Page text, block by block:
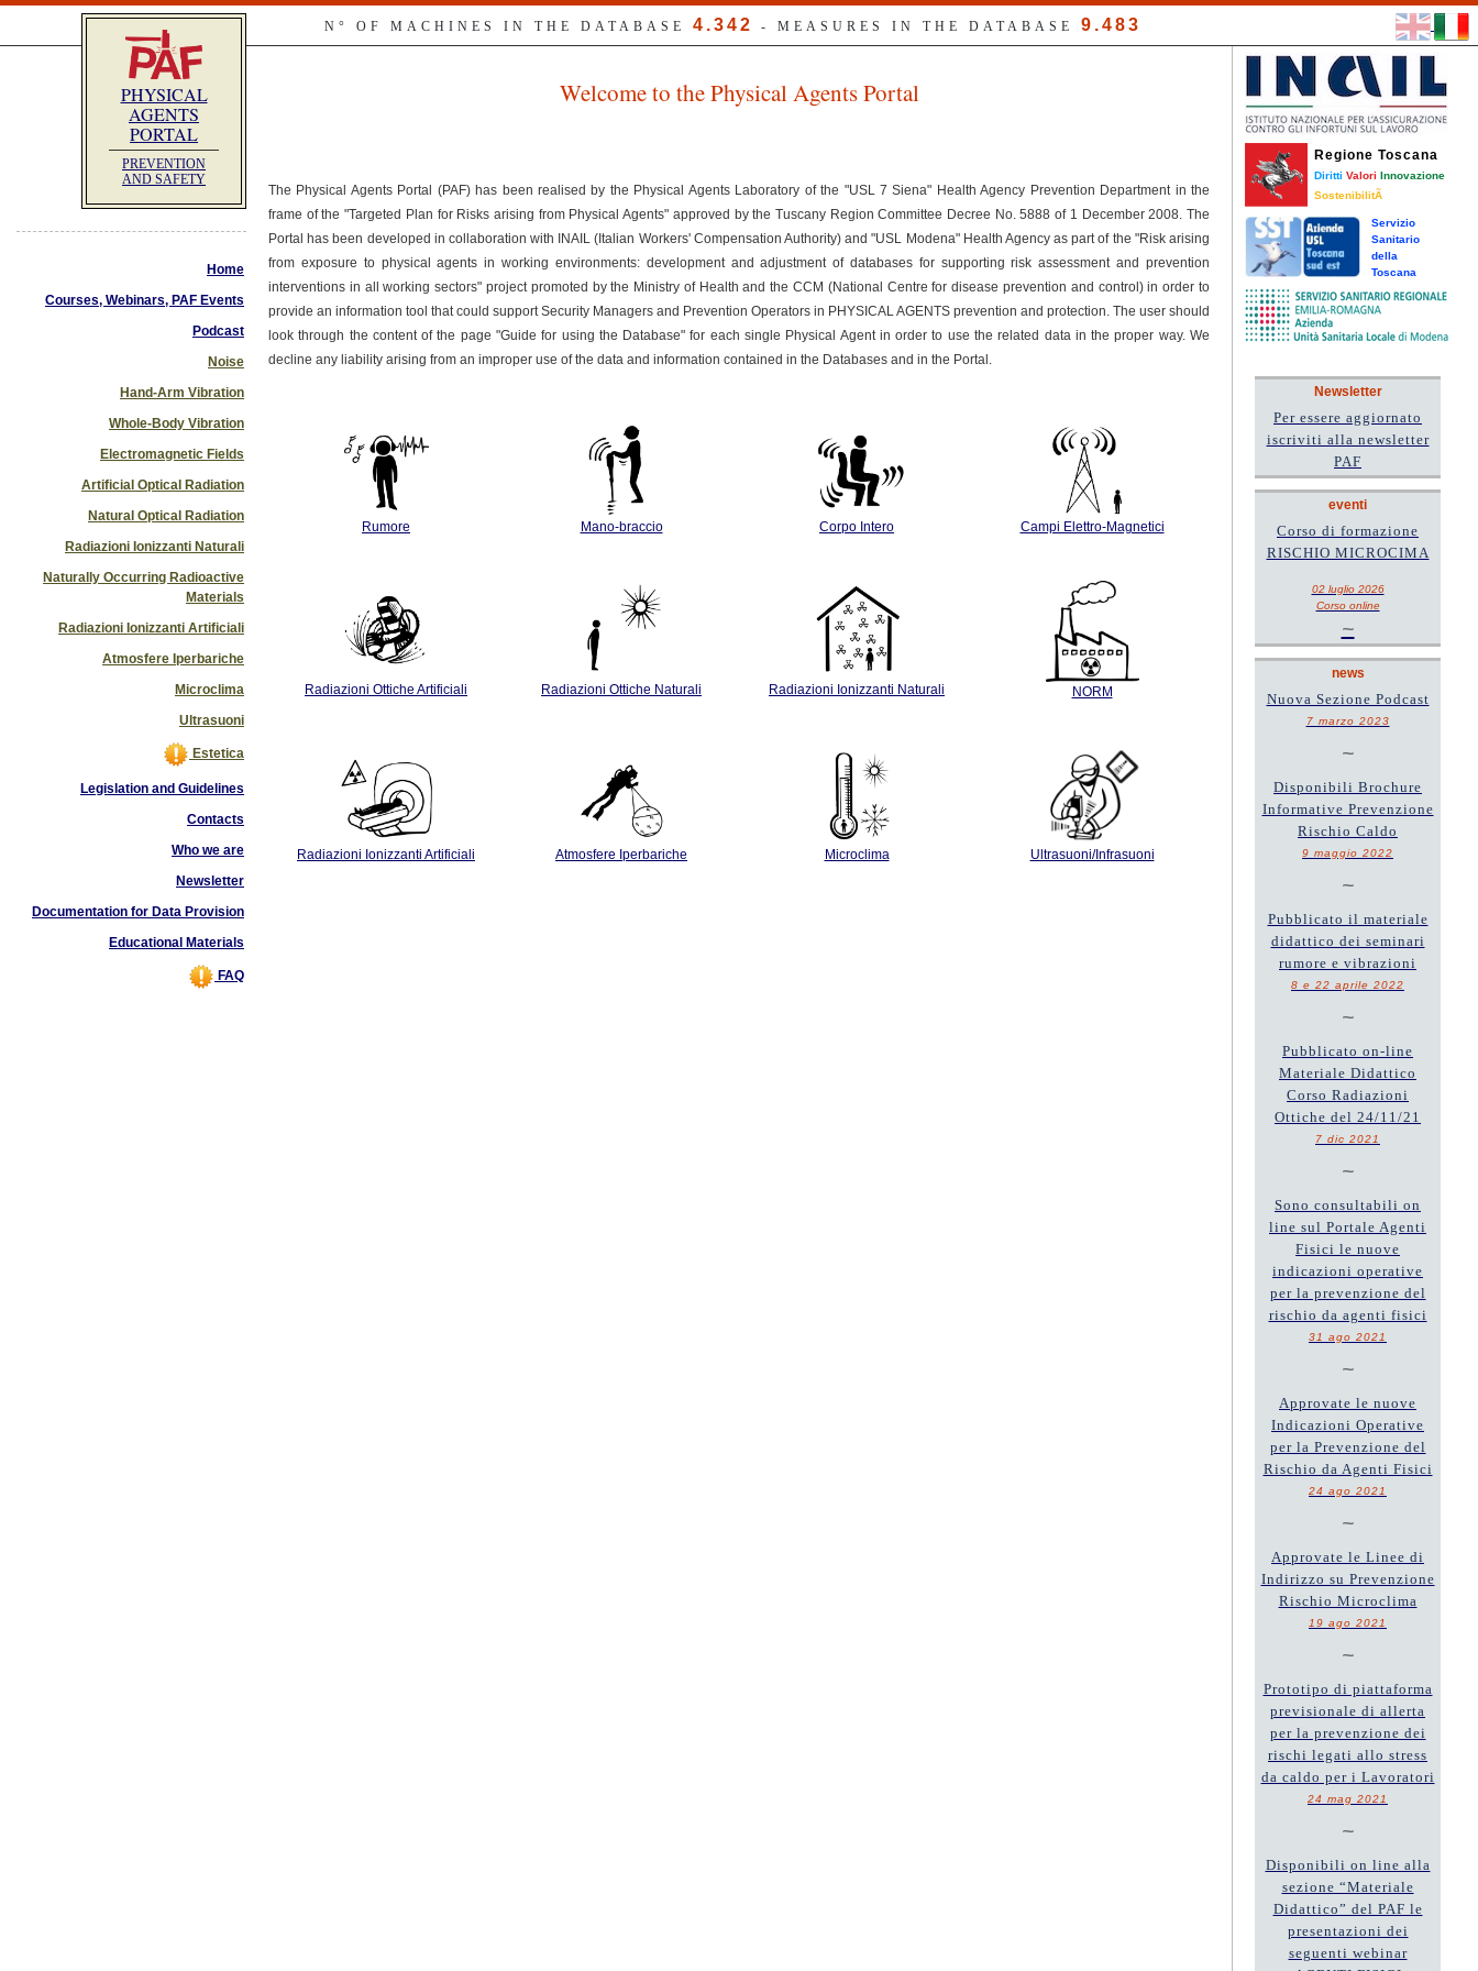
N° OF MACHINES IN THE DATABASE 4.342 - MEASURES IN THE DATABASE 9.483
PHYSICAL
AGENTS
PORTAL
PREVENTION
AND SAFETY
Home
Courses, Webinars, PAF Events
Podcast
Noise
Hand-Arm Vibration
Whole-Body Vibration
Electromagnetic Fields
Artificial Optical Radiation
Natural Optical Radiation
Radiazioni Ionizzanti Naturali
Naturally Occurring Radioactive
Materials
Radiazioni Ionizzanti Artificiali
Atmosfere Iperbariche
Microclima
Ultrasuoni
Estetica
Legislation and Guidelines
Contacts
Who we are
Newsletter
Documentation for Data Provision
Educational Materials
FAQ
Welcome to the Physical Agents Portal
The Physical Agents Portal (PAF) has been realised by the Physical Agents Laboratory of the "USL 7 Siena" Health Agency Prevention Department in the
frame of the "Targeted Plan for Risks arising from Physical Agents" approved by the Tuscany Region Committee Decree No. 5888 of 1 December 2008. The
Portal has been developed in collaboration with INAIL (Italian Workers' Compensation Authority) and "USL Modena" Health Agency as part of the "Risk arising
from exposure to physical agents in working environments: development and adjustment of databases for supporting risk assessment and prevention
interventions in all working sectors" project promoted by the Ministry of Health and the CCM (National Centre for disease prevention and control) in order to
provide an information tool that could support Security Managers and Prevention Operators in PHYSICAL AGENTS prevention and protection. The user should
look through the content of the page "Guide for using the Database" for each single Physical Agent in order to use the related data in the proper way. We
decline any liability arising from an improper use of the data and information contained in the Databases and in the Portal.
Rumore Mano-braccio Corpo Intero Campi Elettro-Magnetici
Radiazioni Ottiche Artificiali Radiazioni Ottiche Naturali Radiazioni Ionizzanti Naturali NORM
Radiazioni Ionizzanti Artificiali Atmosfere Iperbariche Microclima Ultrasuoni/Infrasuoni
Regione Toscana
Diritti Valori Innovazione
SostenibilitÃ
Servizio
Sanitario
della
Toscana
Newsletter
Per essere aggiornato
iscriviti alla newsletter
PAF
eventi
Corso di formazione
RISCHIO MICROCIMA
02 luglio 2026
Corso online
~
news
Nuova Sezione Podcast
7 marzo 2023
~
Disponibili Brochure
Informative Prevenzione
Rischio Caldo
9 maggio 2022
~
Pubblicato il materiale
didattico dei seminari
rumore e vibrazioni
8 e 22 aprile 2022
~
Pubblicato on-line
Materiale Didattico
Corso Radiazioni
Ottiche del 24/11/21
7 dic 2021
~
Sono consultabili on
line sul Portale Agenti
Fisici le nuove
indicazioni operative
per la prevenzione del
rischio da agenti fisici
31 ago 2021
~
Approvate le nuove
Indicazioni Operative
per la Prevenzione del
Rischio da Agenti Fisici
24 ago 2021
~
Approvate le Linee di
Indirizzo su Prevenzione
Rischio Microclima
19 ago 2021
~
Prototipo di piattaforma
previsionale di allerta
per la prevenzione dei
rischi legati allo stress
da caldo per i Lavoratori
24 mag 2021
~
Disponibili on line alla
sezione “Materiale
Didattico” del PAF le
presentazioni dei
seguenti webinar